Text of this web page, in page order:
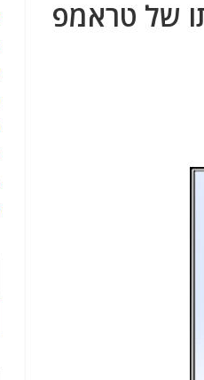
של טראמפ